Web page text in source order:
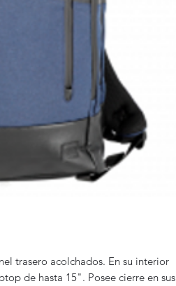
trasero acolchados. En su interior
de hasta 15". Posee cierre en sus